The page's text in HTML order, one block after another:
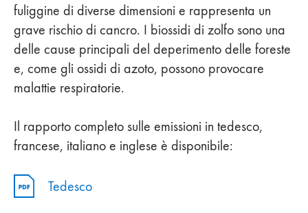
fuliggine di diverse dimensioni e rappresenta un
grave rischio di cancro. I biossidi di zolfo sono una
delle cause principali del deperimento delle foreste
e, come gli ossidi di azoto, possono provocare
malattie respiratorie.
Il rapporto completo sulle emissioni in tedesco,
francese, italiano e inglese è disponibile:
Tedesco